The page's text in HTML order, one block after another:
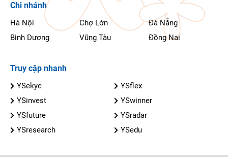
Chi nhánh
Hà Nội Chợ Lớn
Đà Nẵng
Bình Dương
Vũng Tàu Đồng Nai
Truy cập nhanh
YSekyc
YSflex
YSinvest
YSwinner
YSfuture
YSradar
YSresearch
YSedu